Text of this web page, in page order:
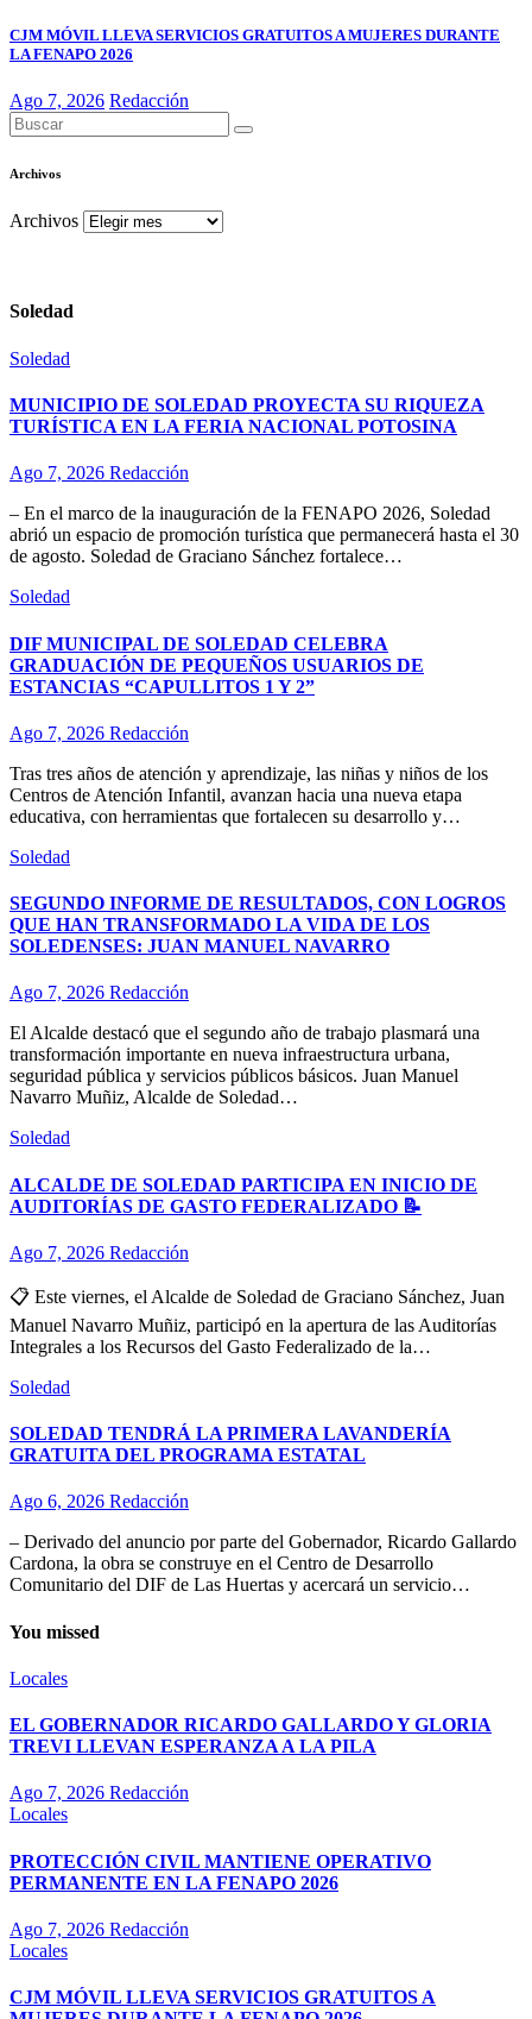
CJM MÓVIL LLEVA SERVICIOS GRATUITOS A MUJERES DURANTE
LA FENAPO 2026
Ago 7, 2026 Redacción
Archivos
Archivos
Soledad
Soledad
MUNICIPIO DE SOLEDAD PROYECTA SU RIQUEZA
TURÍSTICA EN LA FERIA NACIONAL POTOSINA
Ago 7, 2026 Redacción
– En el marco de la inauguración de la FENAPO 2026, Soledad
abrió un espacio de promoción turística que permanecerá hasta el 30
de agosto. Soledad de Graciano Sánchez fortalece…
Soledad
DIF MUNICIPAL DE SOLEDAD CELEBRA
GRADUACIÓN DE PEQUEÑOS USUARIOS DE
ESTANCIAS “CAPULLITOS 1 Y 2”
Ago 7, 2026 Redacción
Tras tres años de atención y aprendizaje, las niñas y niños de los
Centros de Atención Infantil, avanzan hacia una nueva etapa
educativa, con herramientas que fortalecen su desarrollo y…
Soledad
SEGUNDO INFORME DE RESULTADOS, CON LOGROS
QUE HAN TRANSFORMADO LA VIDA DE LOS
SOLEDENSES: JUAN MANUEL NAVARRO
Ago 7, 2026 Redacción
El Alcalde destacó que el segundo año de trabajo plasmará una
transformación importante en nueva infraestructura urbana,
seguridad pública y servicios públicos básicos. Juan Manuel
Navarro Muñiz, Alcalde de Soledad…
Soledad
ALCALDE DE SOLEDAD PARTICIPA EN INICIO DE
AUDITORÍAS DE GASTO FEDERALIZADO 📝
Ago 7, 2026 Redacción
📋 Este viernes, el Alcalde de Soledad de Graciano Sánchez, Juan
Manuel Navarro Muñiz, participó en la apertura de las Auditorías
Integrales a los Recursos del Gasto Federalizado de la…
Soledad
SOLEDAD TENDRÁ LA PRIMERA LAVANDERÍA
GRATUITA DEL PROGRAMA ESTATAL
Ago 6, 2026 Redacción
– Derivado del anuncio por parte del Gobernador, Ricardo Gallardo
Cardona, la obra se construye en el Centro de Desarrollo
Comunitario del DIF de Las Huertas y acercará un servicio…
You missed
Locales
EL GOBERNADOR RICARDO GALLARDO Y GLORIA
TREVI LLEVAN ESPERANZA A LA PILA
Ago 7, 2026 Redacción
Locales
PROTECCIÓN CIVIL MANTIENE OPERATIVO
PERMANENTE EN LA FENAPO 2026
Ago 7, 2026 Redacción
Locales
CJM MÓVIL LLEVA SERVICIOS GRATUITOS A